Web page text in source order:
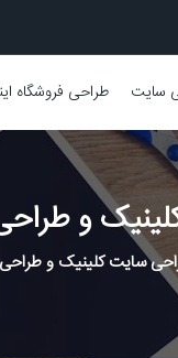
سایت طراحی فروشگاه
و
سایت کلینیک و